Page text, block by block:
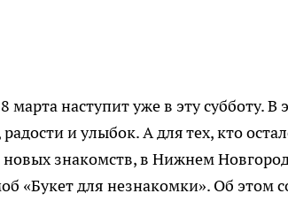
наступит уже в эту субботу. В
и улыбок. А для тех, кто
знакомств, в Нижнем
«Букет для незнакомки». Об этом